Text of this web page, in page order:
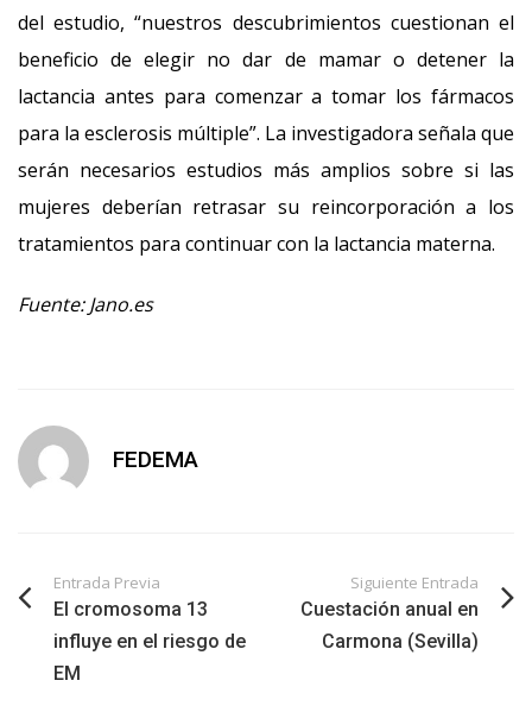
del estudio, “nuestros descubrimientos cuestionan el
beneficio de elegir no dar de mamar o detener la
lactancia antes para comenzar a tomar los fármacos
para la esclerosis múltiple”. La investigadora señala que
serán necesarios estudios más amplios sobre si las
mujeres deberían retrasar su reincorporación a los
tratamientos para continuar con la lactancia materna.
Fuente: Jano.es
FEDEMA
Entrada Previa
El cromosoma 13
influye en el riesgo de
EM
Siguiente Entrada
Cuestación anual en
Carmona (Sevilla)